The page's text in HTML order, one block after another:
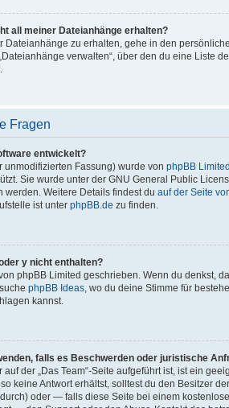
all meiner Dateianhänge erhalten?
Dateianhänge zu erhalten, gehe in den
„Dateianhänge verwalten“, über den du eine Liste
Fragen
entwickelt?
unmodifizierten Fassung) wurde von phpBB
Sie wurde unter der GNU General Public
werden. Weitere Details findest du auf der Seite
ist unter phpBB.de zu finden.
y nicht enthalten?
phpBB Limited geschrieben. Wenn du denkst,
phpBB Ideas , wo du deine Stimme für
kannst.
falls es Beschwerden oder juristische
auf der „Das Team“-Seite aufgeführt ist, ist ein
keine Antwort erhältst, solltest du den Besitzer
durch) oder — falls diese Seite bei einem